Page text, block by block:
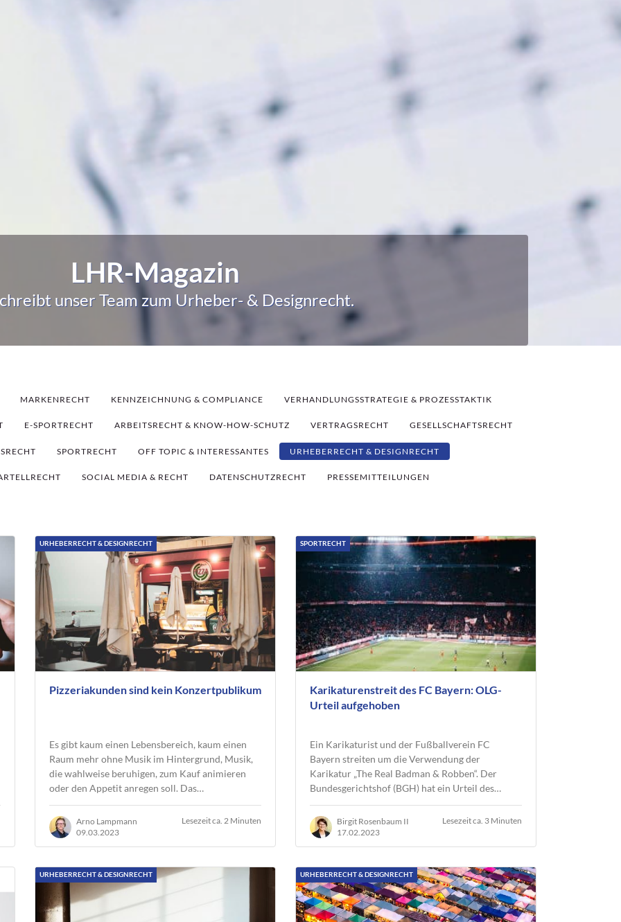
LHR-Magazin
unser Team zum Urheber- & Designrecht.
MARKENRECHT KENNZEICHNUNG & COMPLIANCE VERHANDLUNGSSTRATEGIE & PROZESSTAKTIK
E-SPORTRECHT ARBEITSRECHT & KNOW-HOW-SCHUTZ VERTRAGSRECHT GESELLSCHAFTSRECHT
SPORTRECHT OFF TOPIC & INTERESSANTES URHEBERRECHT & DESIGNRECHT
SOCIAL MEDIA & RECHT DATENSCHUTZRECHT PRESSEMITTEILUNGEN
Pizzeriakunden sind kein Konzertpublikum
Es gibt kaum einen Lebensbereich, kaum einen
Raum mehr ohne Musik im Hintergrund, Musik,
die wahlweise beruhigen, zum Kauf animieren
oder den Appetit anregen soll. Das…
Arno Lampmann
09.03.2023
Lesezeit ca. 2 Minuten
URHEBERRECHT & DESIGNRECHT
Karikaturenstreit des FC Bayern: OLG-
Urteil aufgehoben
Ein Karikaturist und der Fußballverein FC
Bayern streiten um die Verwendung der
Karikatur „The Real Badman & Robben“. Der
Bundesgerichtshof (BGH) hat ein Urteil des…
Birgit Rosenbaum II
17.02.2023
Lesezeit ca. 3 Minuten
SPORTRECHT
URHEBERRECHT & DESIGNRECHT URHEBERRECHT & DESIGNRECHT